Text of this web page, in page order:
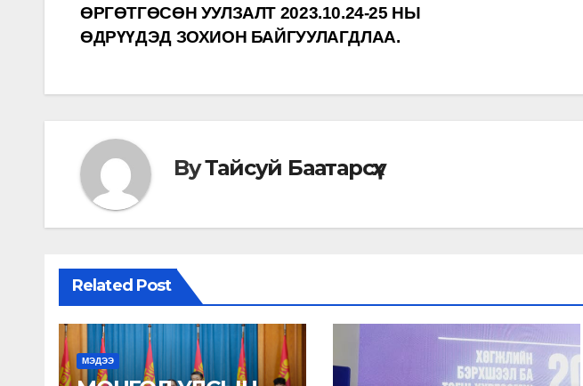
ӨРГӨТГӨСӨН УУЛЗАЛТ 2023.10.24-25 НЫ
ӨДРҮҮДЭД ЗОХИОН БАЙГУУЛАГДЛАА.
ByТайсуй Баатарсүх
Related Post
МЭДЭЭ